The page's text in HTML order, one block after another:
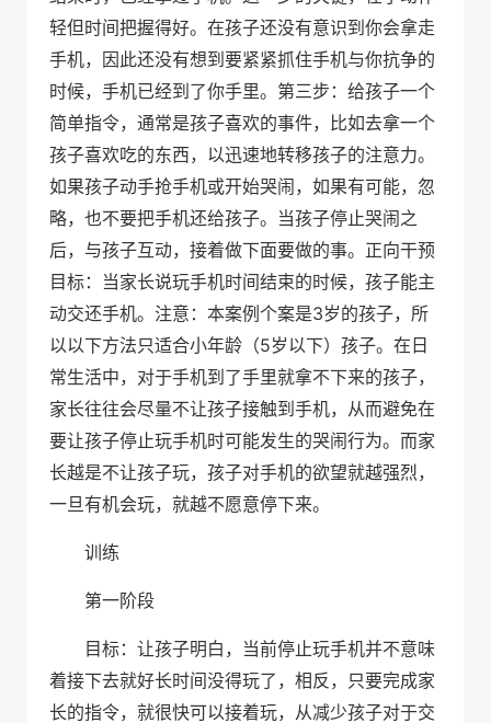
轻但时间把握得好。在孩子还没有意识到你会拿走
手机，因此还没有想到要紧紧抓住手机与你抗争的
时候，手机已经到了你手里。第三步：给孩子一个
简单指令，通常是孩子喜欢的事件，比如去拿一个
孩子喜欢吃的东西，以迅速地转移孩子的注意力。
如果孩子动手抢手机或开始哭闹，如果有可能，忽
略，也不要把手机还给孩子。当孩子停止哭闹之
后，与孩子互动，接着做下面要做的事。正向干预
目标：当家长说玩手机时间结束的时候，孩子能主
动交还手机。注意：本案例个案是3岁的孩子，所
以以下方法只适合小年龄（5岁以下）孩子。在日
常生活中，对于手机到了手里就拿不下来的孩子，
家长往往会尽量不让孩子接触到手机，从而避免在
要让孩子停止玩手机时可能发生的哭闹行为。而家
长越是不让孩子玩，孩子对手机的欲望就越强烈，
一旦有机会玩，就越不愿意停下来。
训练
第一阶段
目标：让孩子明白，当前停止玩手机并不意味
着接下去就好长时间没得玩了，相反，只要完成家
长的指令，就很快可以接着玩，从减少孩子对于交